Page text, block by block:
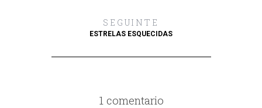
SEGUINTE
ESTRELAS ESQUECIDAS
1 comentario